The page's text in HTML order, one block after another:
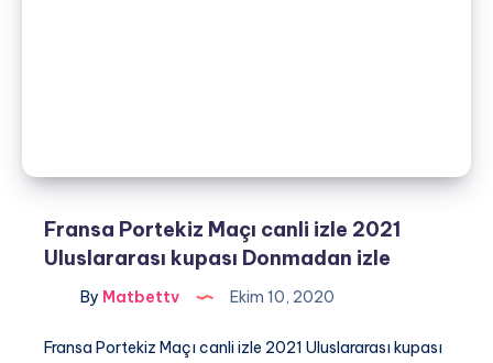
Fransa Portekiz Maçı canli izle 2021
Uluslararası kupası Donmadan izle
By Matbettv Ekim 10, 2020
Fransa Portekiz Maçı canli izle 2021 Uluslararası kupası